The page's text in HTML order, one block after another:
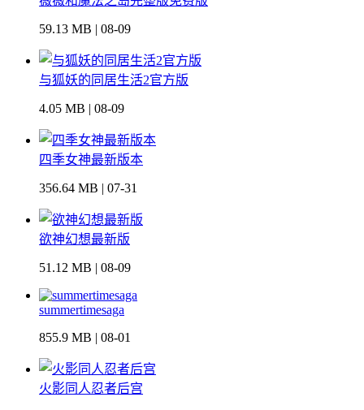
59.13 MB | 08-09
与狐妖的同居生活2官方版
4.05 MB | 08-09
四季女神最新版本
356.64 MB | 07-31
欲神幻想最新版
51.12 MB | 08-09
summertimesaga
855.9 MB | 08-01
火影同人忍者后宫